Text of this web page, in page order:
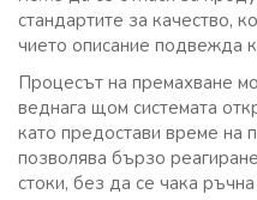
стандартите за качество,
чието описание подвежда
Процесът на премахване
веднага щом системата
като предостави време на
позволява бързо
стоки, без да се чака